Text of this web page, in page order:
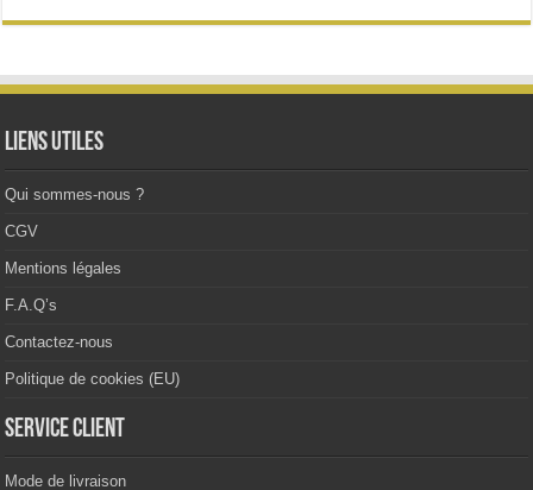
Liens utiles
Qui sommes-nous ?
CGV
Mentions légales
F.A.Q’s
Contactez-nous
Politique de cookies (EU)
Service client
Mode de livraison